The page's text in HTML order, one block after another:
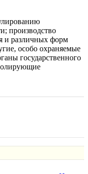
производство
и различных форм
особо охраняемые
государственного